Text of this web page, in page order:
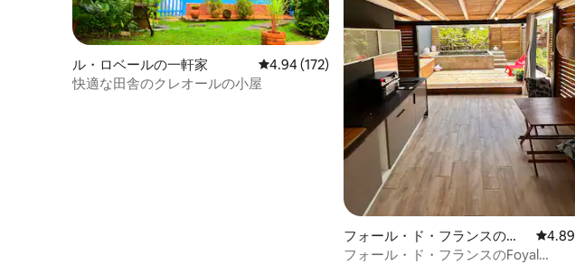
ル・ロベールの一軒家 レビュー172件、5つ星中4.94つ星の平均評価
4.94 (172)
快適な田舎のクレオールの小屋
フォール・ド・フランスの一
軒家
レビ
フォール・ド・フランスのFoyal